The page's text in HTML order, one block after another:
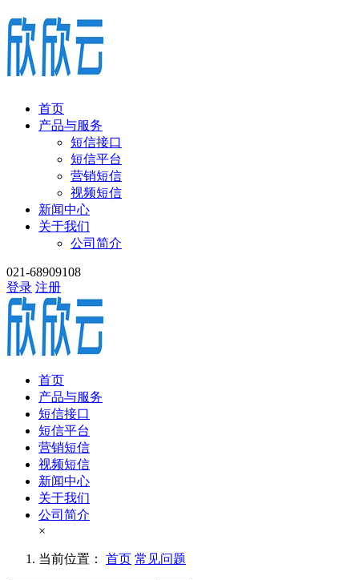
首页
产品与服务
短信接口
短信平台
营销短信
视频短信
新闻中心
关于我们
公司简介
021-68909108
登录 注册
首页
产品与服务
短信接口
短信平台
营销短信
视频短信
新闻中心
关于我们
公司简介
×
当前位置： 首页 常见问题